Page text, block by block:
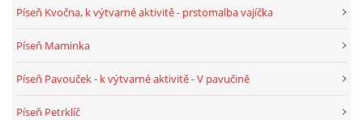
Píseň Kvočna, k výtvarné aktivitě - prstomalba vajíčka
Píseň Maminka
Píseň Pavouček - k výtvarné aktivitě - V pavučině
Píseň Petrklíč